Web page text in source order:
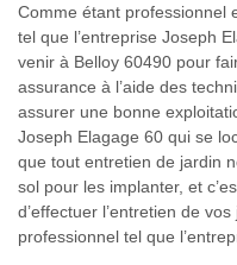
Comme étant professionnel
tel que l’entreprise Joseph
venir à Belloy 60490 pour
assurance à l’aide des
assurer une bonne
Joseph Elagage 60 qui se
que tout entretien de jardin
sol pour les implanter, et
d’effectuer l’entretien de
professionnel tel que